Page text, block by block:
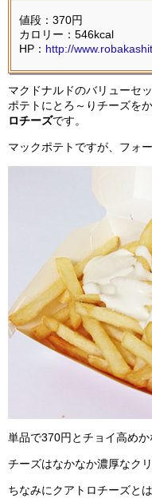
値段：370円
カロリー：546kcal
HP： http://
マクドナルドのバリューセ
ポテトにとろ～りチーズを
ロチーズです。
マックポテトですが、フォ
単品で370円とチョイ高めか
チーズはなかなか濃厚なク
ちなみにクアトロチーズと